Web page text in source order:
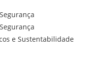
e Sustentabilidade